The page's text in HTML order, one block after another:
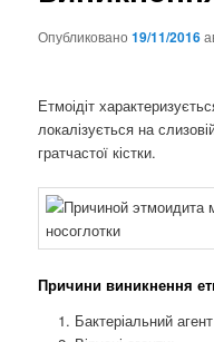
Опубликовано19/11/2016
Етмоідіт
локалізується на
гратчастої кістки.
Причини виникнення
Бактеріальний